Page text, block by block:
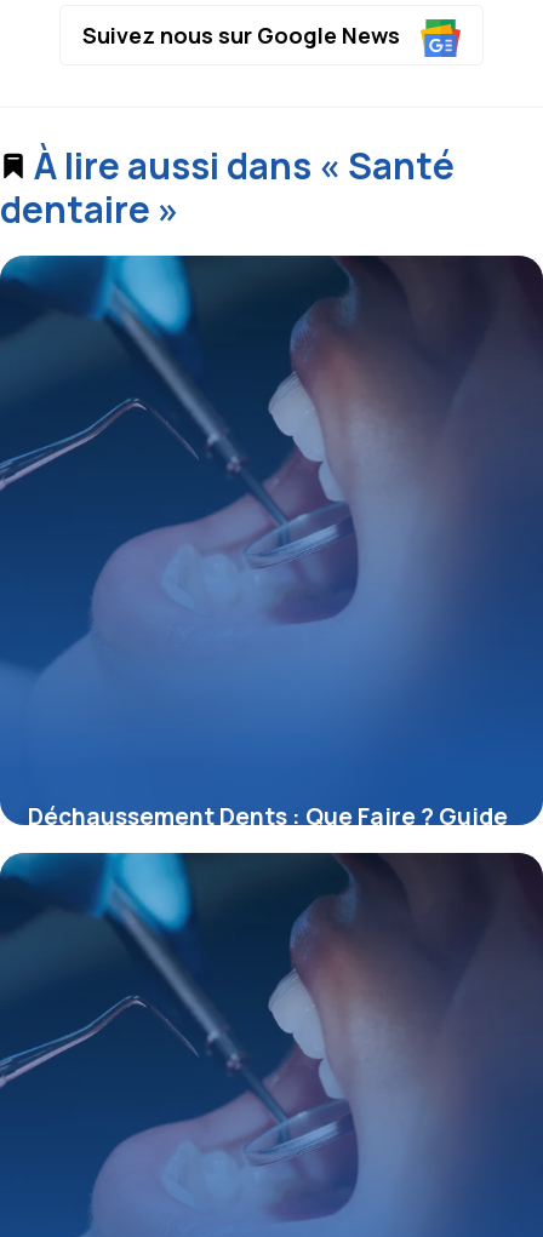
Suivez nous sur Google News
À lire aussi dans « Santé
dentaire »
Déchaussement Dents : Que Faire ? Guide
Complet
31 mai 2026